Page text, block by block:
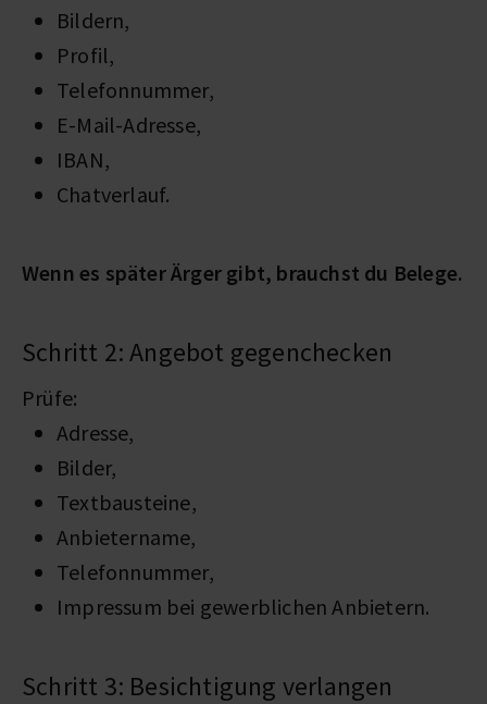
Bildern,
Profil,
Telefonnummer,
E-Mail-Adresse,
IBAN,
Chatverlauf.
Wenn es später Ärger gibt, brauchst du Belege.
Schritt 2: Angebot gegenchecken
Prüfe:
Adresse,
Bilder,
Textbausteine,
Anbietername,
Telefonnummer,
Impressum bei gewerblichen Anbietern.
Schritt 3: Besichtigung verlangen